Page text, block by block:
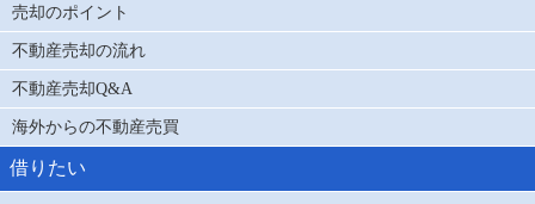
売却のポイント
不動産売却の流れ
不動産売却Q&A
海外からの不動産売買
借りたい